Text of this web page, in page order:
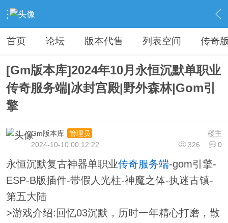
› 传奇私服专区 › 传奇商业版本免费下载 › 内容
首页 论坛 版本代售 列表空间 传奇
[Gm版本库]2024年10月永恒沉默单职业
传奇服务端|冰封宫殿|野外森林|Gom引
擎
楼主
Gm版本库
管理员
326
0
2024-10-10 00:12:22
永恒沉默复古神器单职业传奇服务端-gom引擎-
ESP-B版插件-带假人光柱-神魔之体-执迷古镇-
第五大陆
>游戏介绍:回忆03沉默，历时一年精心打磨，散